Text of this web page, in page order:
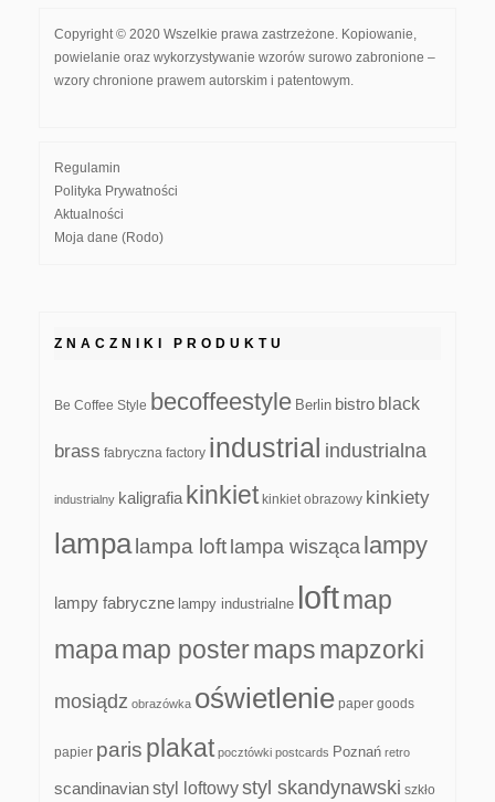
Copyright © 2020 Wszelkie prawa zastrzeżone. Kopiowanie,
powielanie oraz wykorzystywanie wzorów surowo zabronione –
wzory chronione prawem autorskim i patentowym.
Regulamin
Polityka Prywatności
Aktualności
Moja dane (Rodo)
ZNACZNIKI PRODUKTU
Be Coffee Style becoffeestyle Berlin bistro black
brass fabryczna factory industrial industrialna
industrialny kaligrafia kinkiet kinkiet obrazowy kinkiety
lampa lampa loft lampa wisząca lampy
lampy fabryczne lampy industrialne loftmap
mapamap postermapsmapzorki
mosiądz obrazówka oświetlenie paper goods
papier paris plakat pocztówki postcards Poznań retro
scandinavianstyl loftowystyl skandynawski szkło